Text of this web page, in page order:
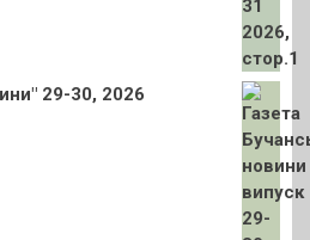
29-30, 2026